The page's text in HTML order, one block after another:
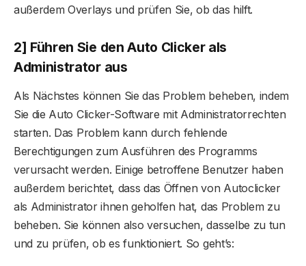
außerdem Overlays und prüfen Sie, ob das hilft.
2] Führen Sie den Auto Clicker als
Administrator aus
Als Nächstes können Sie das Problem beheben, indem
Sie die Auto Clicker-Software mit Administratorrechten
starten. Das Problem kann durch fehlende
Berechtigungen zum Ausführen des Programms
verursacht werden. Einige betroffene Benutzer haben
außerdem berichtet, dass das Öffnen von Autoclicker
als Administrator ihnen geholfen hat, das Problem zu
beheben. Sie können also versuchen, dasselbe zu tun
und zu prüfen, ob es funktioniert. So geht’s: